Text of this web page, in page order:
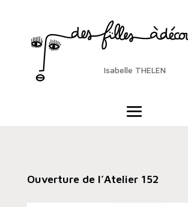
Isabelle THELEN
Ouverture de l’Atelier 152